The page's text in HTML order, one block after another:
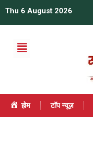
Thu 6 August 2026
होम टॉप न्यूज़